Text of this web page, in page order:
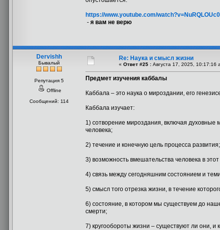
https://www.youtube.com/
- я вам не верю
Dervishh
Бывалый
Репутация 5
Offline
Сообщений: 114
Re: Наука и смысл жизни
« Ответ #25 : Августа 17, 2025, 10:17:16
Предмет изучения каббалы
Каббала – это наука о мироздании, его
Каббала изучает:
1) сотворение мироздания, включая
человека;
2) течение и конечную цель процесса развития;
3) возможность вмешательства человека в
4) связь между сегодняшним состоянием и
5) смысл того отрезка жизни, в течение
6) состояние, в котором мы существуем до
смерти;
7) кругообороты жизни – существуют ли они,